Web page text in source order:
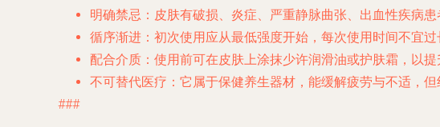
明确禁忌 ：皮肤有破损、炎症、严重静脉曲张、出血性疾病
循序渐进 ：初次使用应从最低强度开始，每次使用时间不宜过
配合介质 ：使用前可在皮肤上涂抹少许润滑油或护肤霜，以提
不可替代医疗 ：它属于保健养生器材，能缓解疲劳与不适，
###